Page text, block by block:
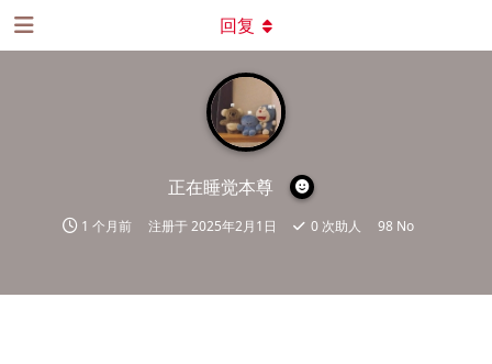
正在睡觉本尊
1 个月前 注册于2025年2月1日 0次助人 98 No
回复